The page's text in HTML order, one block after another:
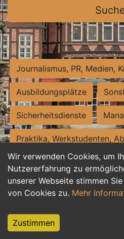
Wir verwenden Cookies, um
Nutzererfahrung zu
unserer Webseite stimmen
von Cookies zu. Mehr
Zustimmen
Journalismus, PR, Medien,
Ausbildungsplätze
Sicherheitsdienste
Praktika, Werkstudenten,
Personalwesen
Hilfskräfte, Aushilfs- und
Weiterbildung, Studium,